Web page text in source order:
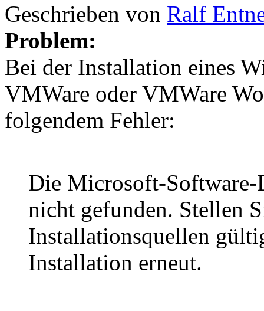
Geschrieben von Ralf
Problem:
Bei der Installation eines
VMWare oder VMWare
folgendem Fehler:
Die Microsoft-Software-
nicht gefunden. Stellen
Installationsquellen
Installation erneut.